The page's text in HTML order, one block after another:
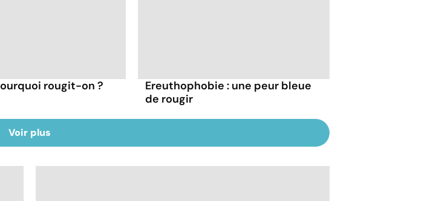
rougit-on ?
Ereuthophobie : une peur bleue
de rougir
Voir plus